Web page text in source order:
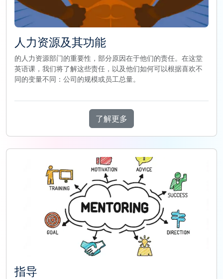
人力资源及其功能
的人力资源部门的重要性，部分原因在于他们的责任。在这堂
英语课，我们将了解这些责任，以及他们如何可以根据喜欢不
同的变量不同：公司的规模或员工总量。
了解更多
指导